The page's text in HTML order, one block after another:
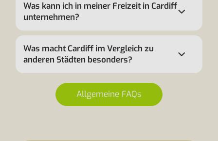
Was kann ich in meiner Freizeit in Cardiff
unternehmen?
Was macht Cardiff im Vergleich zu
anderen Städten besonders?
Allgemeine FAQs